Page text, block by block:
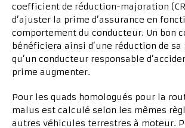
coefficient de réduction-majoration
d’ajuster la prime d’assurance en
comportement du conducteur. Un bon
bénéficiera ainsi d’une réduction de
qu’un conducteur responsable
prime augmenter.
Pour les quads homologués pour la
malus est calculé selon les mêmes
autres véhicules terrestres à moteur.